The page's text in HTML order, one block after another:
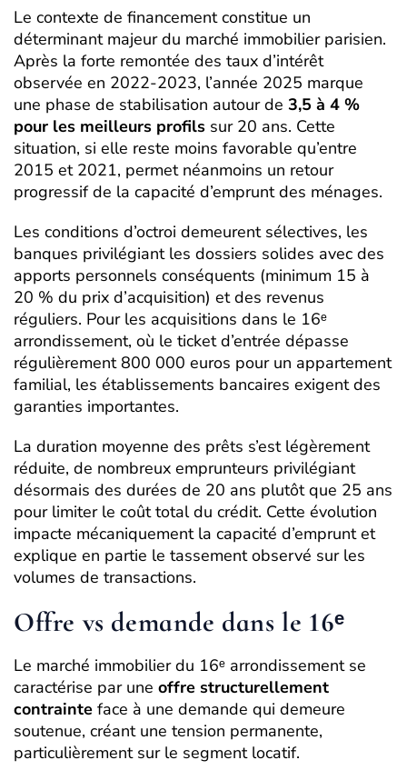
Le contexte de financement constitue un
déterminant majeur du marché immobilier parisien.
Après la forte remontée des taux d’intérêt
observée en 2022-2023, l’année 2025 marque
une phase de stabilisation autour de 3,5 à 4 %
pour les meilleurs profils sur 20 ans. Cette
situation, si elle reste moins favorable qu’entre
2015 et 2021, permet néanmoins un retour
progressif de la capacité d’emprunt des ménages.
Les conditions d’octroi demeurent sélectives, les
banques privilégiant les dossiers solides avec des
apports personnels conséquents (minimum 15 à
20 % du prix d’acquisition) et des revenus
réguliers. Pour les acquisitions dans le 16ᵉ
arrondissement, où le ticket d’entrée dépasse
régulièrement 800 000 euros pour un appartement
familial, les établissements bancaires exigent des
garanties importantes.
La duration moyenne des prêts s’est légèrement
réduite, de nombreux emprunteurs privilégiant
désormais des durées de 20 ans plutôt que 25 ans
pour limiter le coût total du crédit. Cette évolution
impacte mécaniquement la capacité d’emprunt et
explique en partie le tassement observé sur les
volumes de transactions.
Offre vs demande dans le 16ᵉ
Le marché immobilier du 16ᵉ arrondissement se
caractérise par une offre structurellement
contrainte face à une demande qui demeure
soutenue, créant une tension permanente,
particulièrement sur le segment locatif.